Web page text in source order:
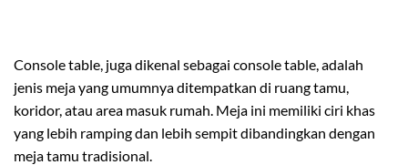
Console table, juga dikenal sebagai console table, adalah
jenis meja yang umumnya ditempatkan di ruang tamu,
koridor, atau area masuk rumah. Meja ini memiliki ciri khas
yang lebih ramping dan lebih sempit dibandingkan dengan
meja tamu tradisional.